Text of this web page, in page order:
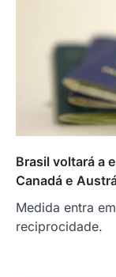
Brasil voltará a
Canadá e
Medida entra
reciprocidade.